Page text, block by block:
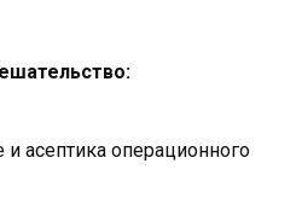
асептика операционного